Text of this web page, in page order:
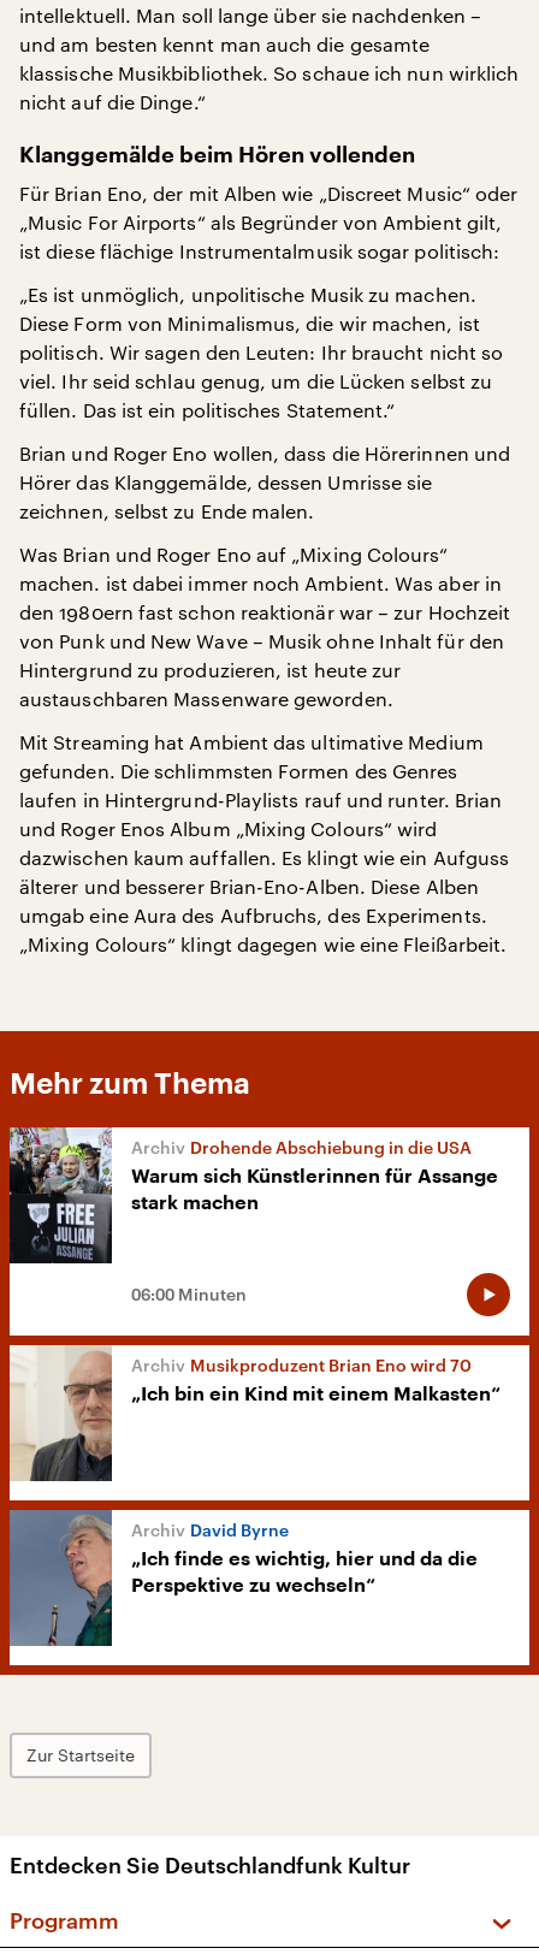
intellektuell. Man soll lange über sie nachdenken –
und am besten kennt man auch die gesamte
klassische Musikbibliothek. So schaue ich nun wirklich
nicht auf die Dinge.“
Klanggemälde beim Hören vollenden
Für Brian Eno, der mit Alben wie „Discreet Music“ oder
„Music For Airports“ als Begründer von Ambient gilt,
ist diese flächige Instrumentalmusik sogar politisch:
„Es ist unmöglich, unpolitische Musik zu machen.
Diese Form von Minimalismus, die wir machen, ist
politisch. Wir sagen den Leuten: Ihr braucht nicht so
viel. Ihr seid schlau genug, um die Lücken selbst zu
füllen. Das ist ein politisches Statement.“
Brian und Roger Eno wollen, dass die Hörerinnen und
Hörer das Klanggemälde, dessen Umrisse sie
zeichnen, selbst zu Ende malen.
Was Brian und Roger Eno auf „Mixing Colours“
machen. ist dabei immer noch Ambient. Was aber in
den 1980ern fast schon reaktionär war – zur Hochzeit
von Punk und New Wave – Musik ohne Inhalt für den
Hintergrund zu produzieren, ist heute zur
austauschbaren Massenware geworden.
Mit Streaming hat Ambient das ultimative Medium
gefunden. Die schlimmsten Formen des Genres
laufen in Hintergrund-Playlists rauf und runter. Brian
und Roger Enos Album „Mixing Colours“ wird
dazwischen kaum auffallen. Es klingt wie ein Aufguss
älterer und besserer Brian-Eno-Alben. Diese Alben
umgab eine Aura des Aufbruchs, des Experiments.
„Mixing Colours“ klingt dagegen wie eine Fleißarbeit.
Mehr zum Thema
Drohende Abschiebung in die USA
Warum sich Künstlerinnen für Assange
stark machen
06:00 Minuten
Musikproduzent Brian Eno wird 70
„Ich bin ein Kind mit einem Malkasten“
David Byrne
„Ich finde es wichtig, hier und da die
Perspektive zu wechseln“
Zur Startseite
Entdecken Sie Deutschlandfunk Kultur
Programm